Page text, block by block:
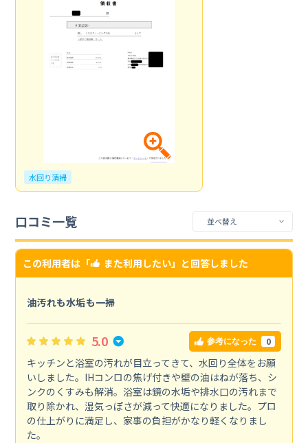
水回り清掃
口コミ一覧
この利用者は「 また利用したい」と回答しました
油汚れも水垢も一掃
5.0 参考になった 0
キッチンと浴室の汚れが目立ってきて、水回り全体をお願
いしました。IHコンロの焦げ付きや壁の油はねが落ち、シ
ンクのくすみも解消。浴室は鏡の水垢や排水口の汚れまで
取り除かれ、湿気っぽさが減って快適になりました。プロ
の仕上がりに満足し、家事の負担がかなり軽くなりまし
た。